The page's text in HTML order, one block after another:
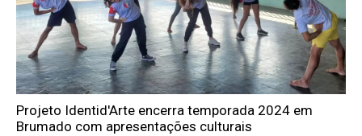
Projeto Identid'Arte encerra temporada 2024 em
Brumado com apresentações culturais